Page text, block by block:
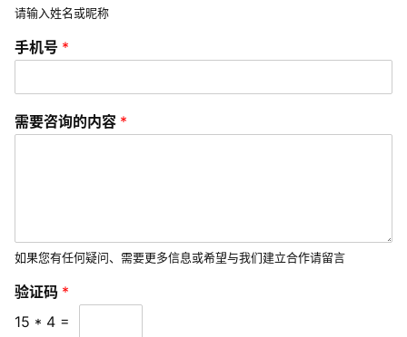
计
技
享
b
a
l
e
请输入姓名或昵称
手机号 *
需要咨询的内容 *
如果您有任何疑问、需要更多信息或希望与我们建立合作请留言
*
*
验
验证码 *
15 * 4 =